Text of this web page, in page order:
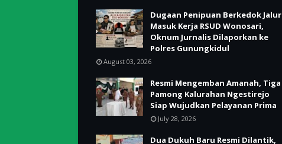
Dugaan Penipuan Berkedok Jalur
Masuk Kerja RSUD Wonosari,
Oknum Jurnalis Dilaporkan ke
Polres Gunungkidul
August 03, 2026
Resmi Mengemban Amanah, Tiga
Pamong Kalurahan Ngestirejo
Siap Wujudkan Pelayanan Prima
July 28, 2026
Dua Dukuh Baru Resmi Dilantik,